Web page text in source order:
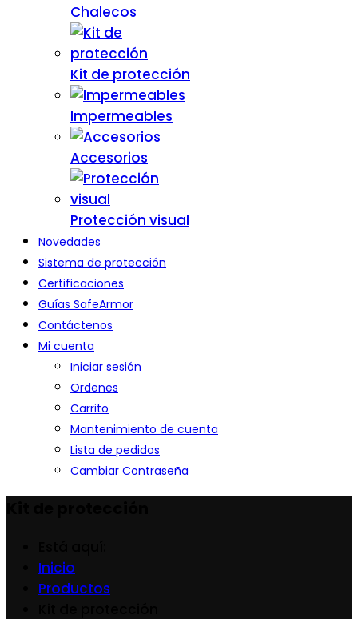
Chalecos
Kit de protección
Impermeables
Accesorios
Protección visual
Novedades
Sistema de protección
Certificaciones
Guías SafeArmor
Contáctenos
Mi cuenta
Iniciar sesión
Ordenes
Carrito
Mantenimiento de cuenta
Lista de pedidos
Cambiar Contraseña
Inicio
Productos